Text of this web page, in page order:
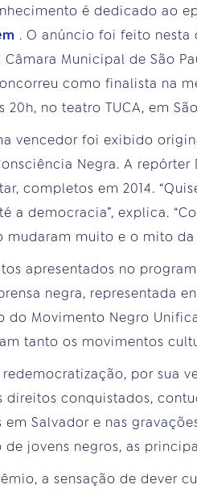
é dedicado ao
. O anúncio foi feito nesta
Câmara Municipal de São
como finalista na
20h, no teatro TUCA, em
vencedor foi exibido
Negra. A
completos em 2014.
a democracia”, explica.
mudaram muito e o mito
apresentados no
negra, representada
do Movimento Negro
tanto os movimentos
por sua
direitos conquistados,
Salvador e nas
de jovens negros, as
a sensação de dever